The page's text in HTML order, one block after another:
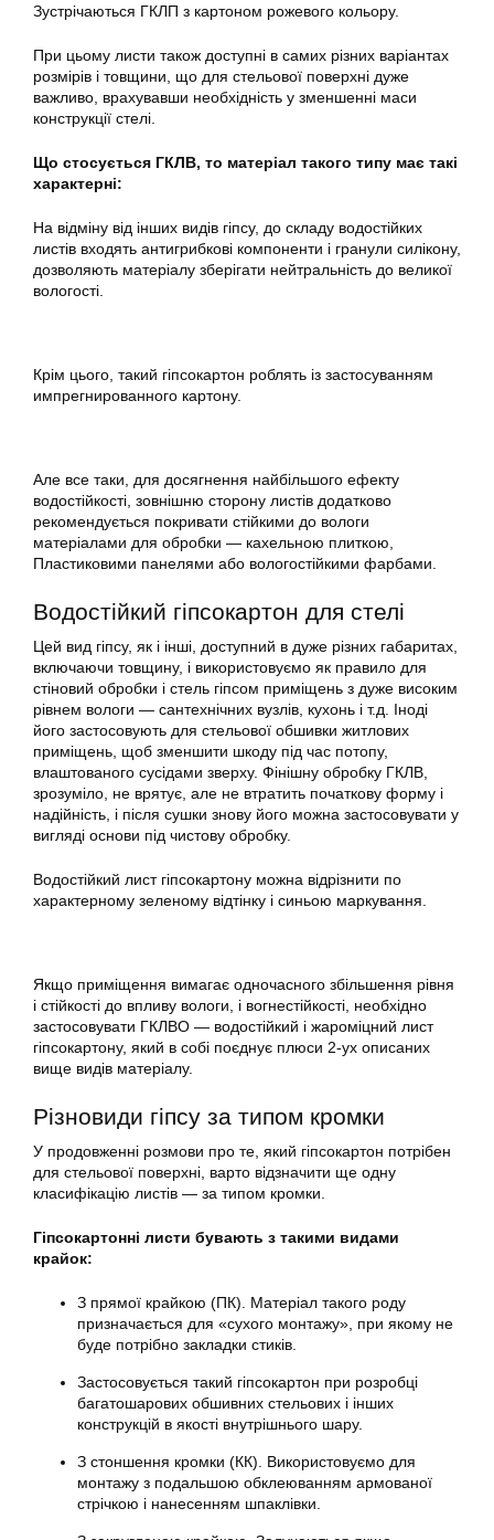
Зустрічаються ГКЛП з картоном рожевого кольору.
При цьому листи також доступні в самих різних варіантах
розмірів і товщини, що для стельової поверхні дуже
важливо, врахувавши необхідність у зменшенні маси
конструкції стелі.
Що стосується ГКЛВ, то матеріал такого типу має такі
характерні:
На відміну від інших видів гіпсу, до складу водостійких
листів входять антигрибкові компоненти і гранули силікону,
дозволяють матеріалу зберігати нейтральність до великої
вологості.
Крім цього, такий гіпсокартон роблять із застосуванням
импрегнированного картону.
Але все таки, для досягнення найбільшого ефекту
водостійкості, зовнішню сторону листів додатково
рекомендується покривати стійкими до вологи
матеріалами для обробки — кахельною плиткою,
Пластиковими панелями або вологостійкими фарбами.
Водостійкий гіпсокартон для стелі
Цей вид гіпсу, як і інші, доступний в дуже різних габаритах,
включаючи товщину, і використовуємо як правило для
стіновий обробки і стель гіпсом приміщень з дуже високим
рівнем вологи — сантехнічних вузлів, кухонь і т.д. Іноді
його застосовують для стельової обшивки житлових
приміщень, щоб зменшити шкоду під час потопу,
влаштованого сусідами зверху. Фінішну обробку ГКЛВ,
зрозуміло, не врятує, але не втратить початкову форму і
надійність, і після сушки знову його можна застосовувати у
вигляді основи під чистову обробку.
Водостійкий лист гіпсокартону можна відрізнити по
характерному зеленому відтінку і синьою маркування.
Якщо приміщення вимагає одночасного збільшення рівня
і стійкості до впливу вологи, і вогнестійкості, необхідно
застосовувати ГКЛВО — водостійкий і жароміцний лист
гіпсокартону, який в собі поєднує плюси 2-ух описаних
вище видів матеріалу.
Різновиди гіпсу за типом кромки
У продовженні розмови про те, який гіпсокартон потрібен
для стельової поверхні, варто відзначити ще одну
класифікацію листів — за типом кромки.
Гіпсокартонні листи бувають з такими видами
крайок:
З прямої крайкою (ПК). Матеріал такого роду
призначається для «сухого монтажу», при якому не
буде потрібно закладки стиків.
Застосовується такий гіпсокартон при розробці
багатошарових обшивних стельових і інших
конструкцій в якості внутрішнього шару.
З стоншення кромки (КК). Використовуємо для
монтажу з подальшою обклеюванням армованої
стрічкою і нанесенням шпаклівки.